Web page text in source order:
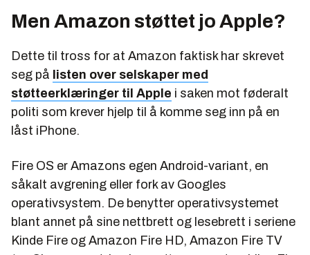
Men Amazon støttet jo Apple?
Dette til tross for at Amazon faktisk har skrevet
seg på listen over selskaper med
støtteerklæringer til Apple i saken mot føderalt
politi som krever hjelp til å komme seg inn på en
låst iPhone.
Fire OS er Amazons egen Android-variant, en
såkalt avgrening eller fork av Googles
operativsystem. De benytter operativsystemet
blant annet på sine nettbrett og lesebrett i seriene
Kinde Fire og Amazon Fire HD, Amazon Fire TV